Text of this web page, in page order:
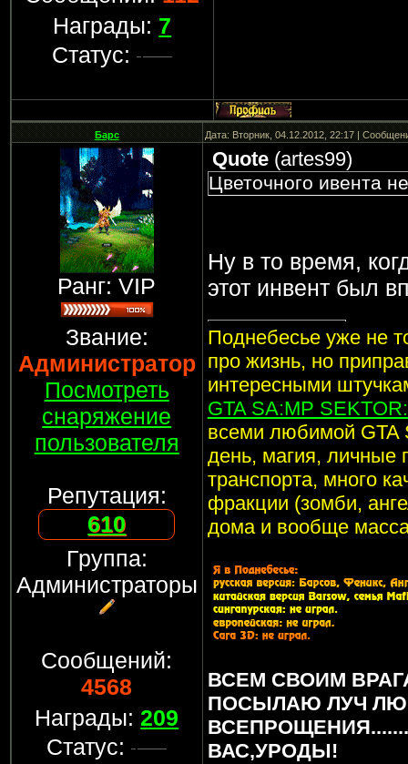
Награды: 7
Статус:
Барс Дата: Вторник, 04.12.2012, 22:17 |
Ранг: VIP
Звание:
Администратор
Посмотреть
снаряжение
пользователя
Репутация:
610
Группа:
Администраторы
Сообщений:
4568
Награды:209
Статус:
Quote(artes99)
Цветочного ивента
Ну в то время,
этот инвент был
Поднебесье уже не
про жизнь, но
интересными
GTA SA:MP
всеми любимой GTA
день, магия, личные
транспорта, много
фракции (зомби,
дома и вообще
ВСЕМ СВОИМ
ПОСЫЛАЮ ЛУЧ
ВАС,УРОДЫ!